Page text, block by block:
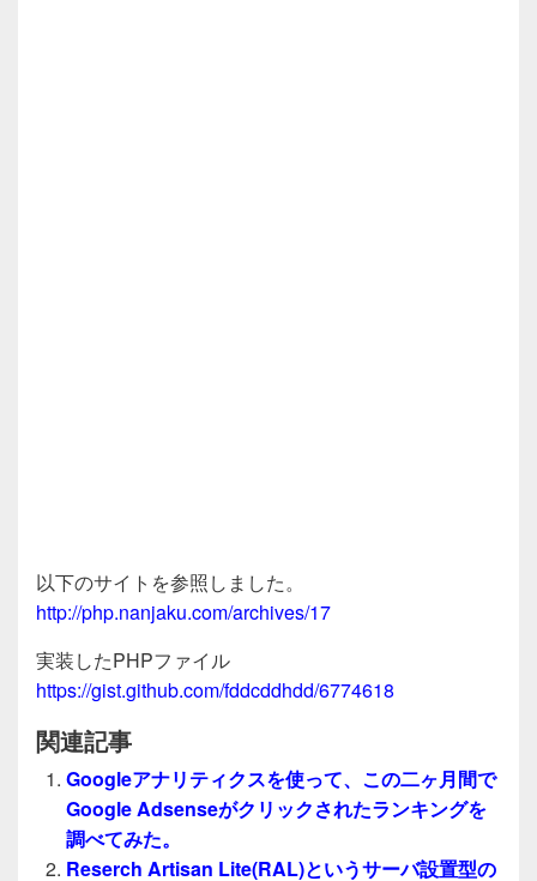
以下のサイトを参照しました。
http://php.nanjaku.com/archives/17
実装したPHPファイル
https://gist.github.com/fddcddhdd/6774618
関連記事
Googleアナリティクスを使って、この二ヶ月間で
Google Adsenseがクリックされたランキングを
調べてみた。
Reserch Artisan Lite(RAL)というサーバ設置型の